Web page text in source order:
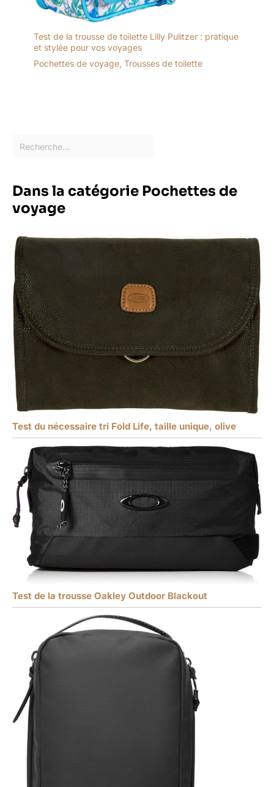
Test de la trousse de toilette Lilly Pulitzer : pratique
et stylée pour vos voyages
Pochettes de voyage, Trousses de toilette
Dans la catégorie Pochettes de
voyage
Test du nécessaire tri Fold Life, taille unique, olive
Test de la trousse Oakley Outdoor Blackout